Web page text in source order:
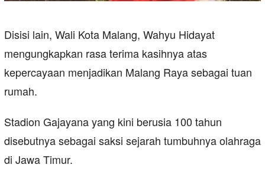
Disisi lain, Wali Kota Malang, Wahyu Hidayat
mengungkapkan rasa terima kasihnya atas
kepercayaan menjadikan Malang Raya sebagai tuan
rumah.
Stadion Gajayana yang kini berusia 100 tahun
disebutnya sebagai saksi sejarah tumbuhnya olahraga
di Jawa Timur.